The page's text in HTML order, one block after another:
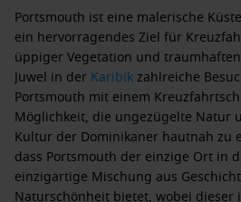
Portsmouth ist eine malerische
ein hervorragendes Ziel für
üppiger Vegetation und
Juwel in der Karibikzahlreiche
Portsmouth mit einem
Möglichkeit, die ungezügelte Natur
Kultur der Dominikaner hautnah zu
dass Portsmouth der einzige Ort in
einzigartige Mischung aus
Naturschönheit bietet, wobei dieser